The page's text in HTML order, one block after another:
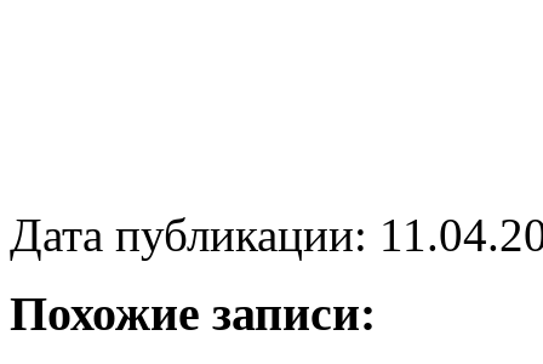
Дата публикации:
Похожие записи: